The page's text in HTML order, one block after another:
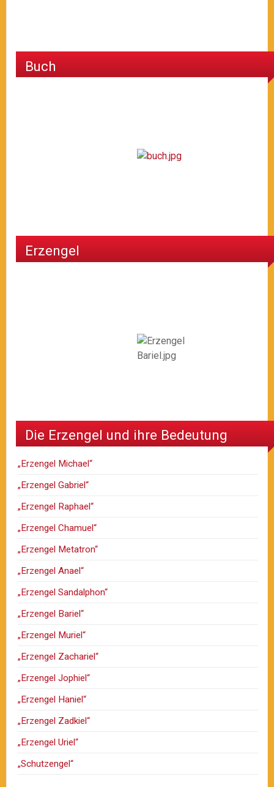
Buch
Erzengel
Die Erzengel und ihre Bedeutung
„Erzengel Michael“
„Erzengel Gabriel“
„Erzengel Raphael“
„Erzengel Chamuel“
„Erzengel Metatron“
„Erzengel Anael“
„Erzengel Sandalphon“
„Erzengel Bariel“
„Erzengel Muriel“
„Erzengel Zachariel“
„Erzengel Jophiel“
„Erzengel Haniel“
„Erzengel Zadkiel“
„Erzengel Uriel“
„Schutzengel“